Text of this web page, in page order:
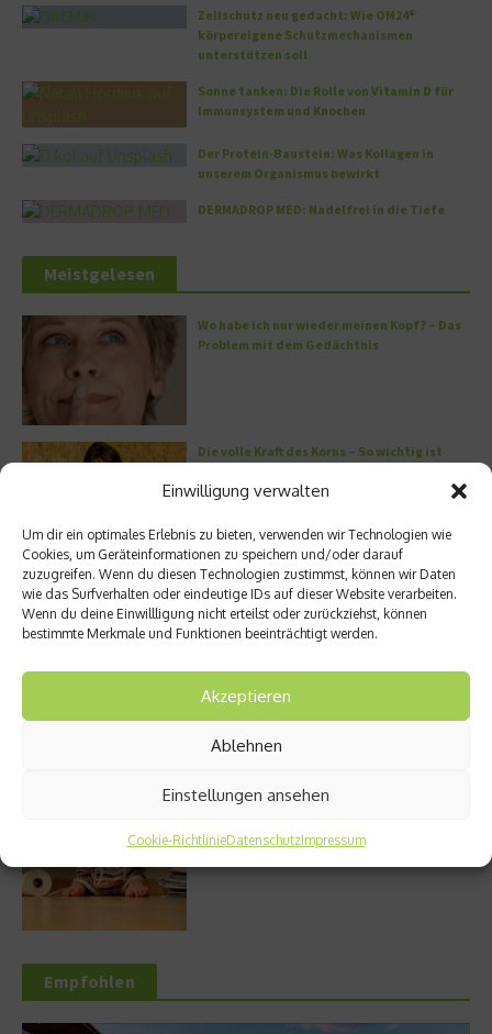
Einwilligung verwalten
Um dir ein optimales Erlebnis zu bieten, verwenden wir Technologien wie
Cookies, um Geräteinformationen zu speichern und/oder darauf
zuzugreifen. Wenn du diesen Technologien zustimmst, können wir Daten
wie das Surfverhalten oder eindeutige IDs auf dieser Website verarbeiten.
Wenn du deine Einwillligung nicht erteilst oder zurückziehst, können
bestimmte Merkmale und Funktionen beeinträchtigt werden.
Akzeptieren
Ablehnen
Einstellungen ansehen
Cookie-RichtlinieDatenschutzImpressum
Zellschutz neu gedacht: Wie OM24®
körpereigene Schutzmechanismen
unterstützen soll
Sonne tanken: Die Rolle von Vitamin D für
Immunsystem und Knochen
Der Protein-Baustein: Was Kollagen in
unserem Organismus bewirkt
DERMADROP MED: Nadelfrei in die Tiefe
Meistgelesen
Wo habe ich nur wieder meinen Kopf? – Das
Problem mit dem Gedächtnis
Die volle Kraft des Korns – So wichtig ist
Entzündung der Nebenhöhlen: Symptome
und verschiedene Formen
Welches Ashwagandha sollte ich kaufen?
Empfohlen